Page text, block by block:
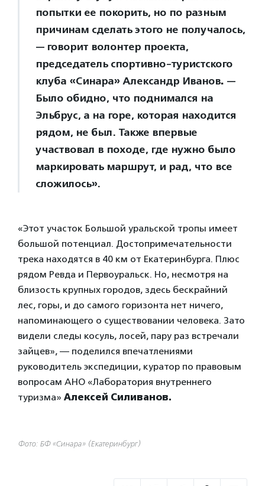
попытки ее покорить, но по разным
причинам сделать этого не получалось,
— говорит волонтер проекта,
председатель спортивно-туристского
клуба «Синара» Александр Иванов. —
Было обидно, что поднимался на
Эльбрус, а на горе, которая находится
рядом, не был. Также впервые
участвовал в походе, где нужно было
маркировать маршрут, и рад, что все
сложилось».
«Этот участок Большой уральской тропы имеет
большой потенциал. Достопримечательности
трека находятся в 40 км от Екатеринбурга. Плюс
рядом Ревда и Первоуральск. Но, несмотря на
близость крупных городов, здесь бескрайний
лес, горы, и до самого горизонта нет ничего,
напоминающего о существовании человека. Зато
видели следы косуль, лосей, пару раз встречали
зайцев», — поделился впечатлениями
руководитель экспедиции, куратор по правовым
вопросам АНО «Лаборатория внутреннего
туризма» Алексей Силиванов.
Фото: БФ «Синара» (Екатеринбург)